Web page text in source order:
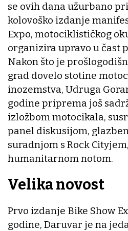
se ovih dana užurbano
kolovoško izdanje
Expo, motociklističkog
organizira upravo u čast
Nakon što je
grad dovelo stotine
inozemstva, Udruga
godine priprema još
izložbom motocikala,
panel diskusijom,
suradnjom s Rock
humanitarnom notom.
Velika novost
Prvo izdanje Bike Show
godine, Daruvar je na